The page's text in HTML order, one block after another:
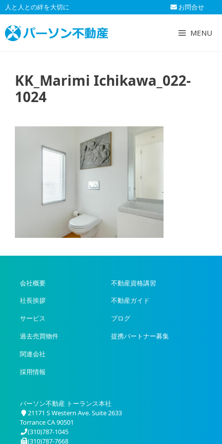
コ
ン
テ
ン
人と人との絆を大切に お問合せ
MENU
KK_Marimi Ichikawa_022-
1024
会社概要
社長挨拶
サービス
過去売買物件
関連会社
採用情報
不動産資格講習
不動産ガイド
ブログ
提携パートナー募集
パーソン不動産 トーランス本社
21171 S Western Ave. Suite 2633
Torrance CA 90501
(310)787-1045
(310)787-7668